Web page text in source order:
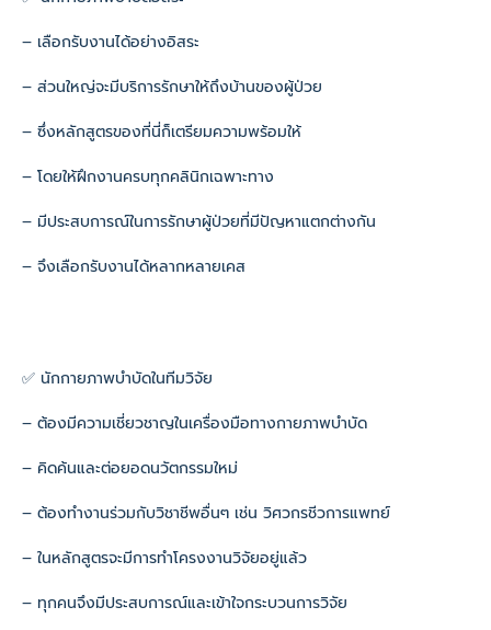
– เลือกรับงานได้อย่างอิสระ
– ส่วนใหญ่จะมีบริการรักษาให้ถึงบ้านของผู้ป่วย
– ซึ่งหลักสูตรของที่นี่ก็เตรียมความพร้อมให้
– โดยให้ฝึกงานครบทุกคลินิกเฉพาะทาง
– มีประสบการณ์ในการรักษาผู้ป่วยที่มีปัญหาแตกต่างกัน
– จึงเลือกรับงานได้หลากหลายเคส
✅ นักกายภาพบำบัดในทีมวิจัย
– ต้องมีความเชี่ยวชาญในเครื่องมือทางกายภาพบำบัด
– คิดค้นและต่อยอดนวัตกรรมใหม่
– ต้องทำงานร่วมกับวิชาชีพอื่นๆ เช่น วิศวกรชีวการแพทย์
– ในหลักสูตรจะมีการทำโครงงานวิจัยอยู่แล้ว
– ทุกคนจึงมีประสบการณ์และเข้าใจกระบวนการวิจัย